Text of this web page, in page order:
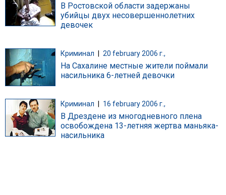
В Ростовской области задержаны
убийцы двух несовершеннолетних
девочек
Криминал 20 february 2006 г.,
На Сахалине местные жители поймали
насильника 6-летней девочки
Криминал 16 february 2006 г.,
В Дрездене из многодневного плена
освобождена 13-летняя жертва маньяка-
насильника